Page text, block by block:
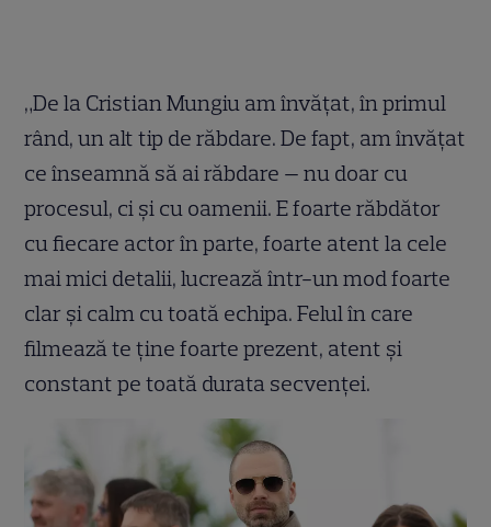
„De la Cristian Mungiu am învățat, în primul
rând, un alt tip de răbdare. De fapt, am învățat
ce înseamnă să ai răbdare — nu doar cu
procesul, ci și cu oamenii. E foarte răbdător
cu fiecare actor în parte, foarte atent la cele
mai mici detalii, lucrează într-un mod foarte
clar și calm cu toată echipa. Felul în care
filmează te ține foarte prezent, atent și
constant pe toată durata secvenței.